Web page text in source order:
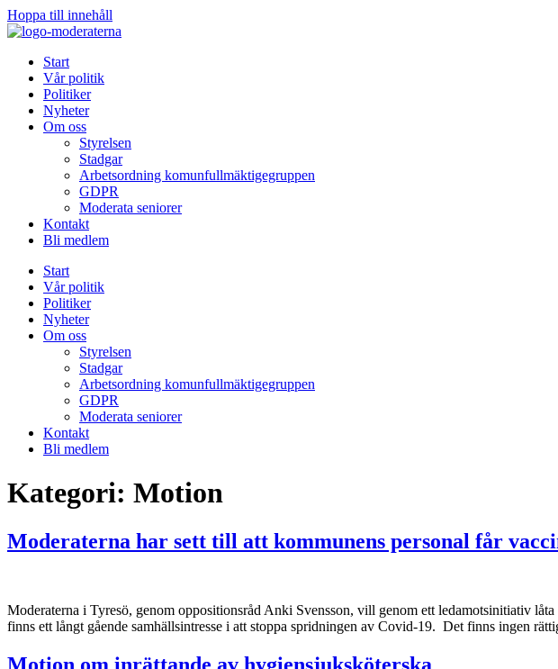
Hoppa till innehåll
Start
Vår politik
Politiker
Nyheter
Om oss
Styrelsen
Stadgar
Arbetsordning komunfullmäktigegruppen
GDPR
Moderata seniorer
Kontakt
Bli medlem
Start
Vår politik
Politiker
Nyheter
Om oss
Styrelsen
Stadgar
Arbetsordning komunfullmäktigegruppen
GDPR
Moderata seniorer
Kontakt
Bli medlem
Kategori: Motion
Moderaterna har sett till att kommunens personal får
Moderaterna i Tyresö, genom oppositionsråd Anki Svensson, vill genom ett ledamotsinitiativ
finns ett långt gående samhällsintresse i att stoppa spridningen av Covid-19. Det finns ingen
Motion om inrättande av hygiensjuksköterska